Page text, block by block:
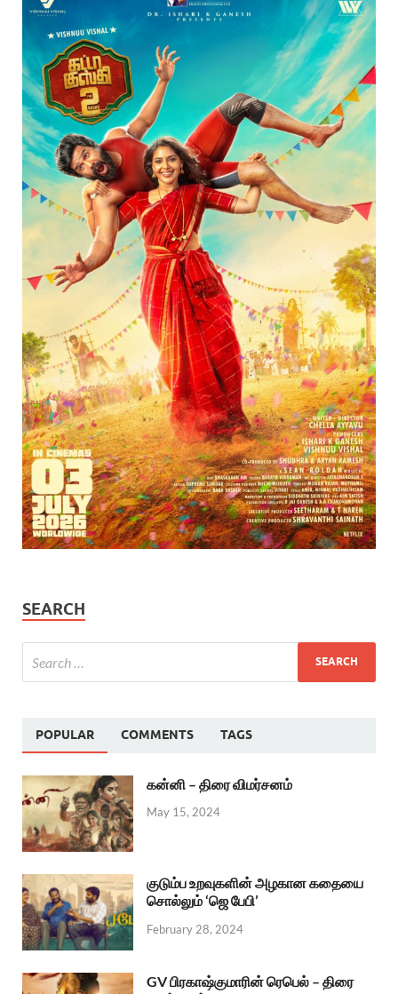
SEARCH
POPULAR COMMENTS TAGS
கன்னி – திரை விமர்சனம்
May 15, 2024
குடும்ப உறவுகளின் அழகான கதையை
சொல்லும் ‘ஜெ பேபி’
February 28, 2024
GV பிரகாஷ்குமாரின் ரெபெல் – திரை